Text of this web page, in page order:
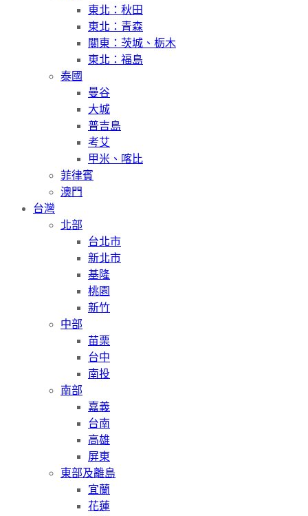
東北：秋田
東北：青森
關東：茨城、栃木
東北：福島
泰國
曼谷
大城
普吉島
考艾
甲米、喀比
菲律賓
澳門
台灣
北部
台北市
新北市
基隆
桃園
新竹
中部
苗栗
台中
南投
南部
嘉義
台南
高雄
屏東
東部及離島
宜蘭
花蓮